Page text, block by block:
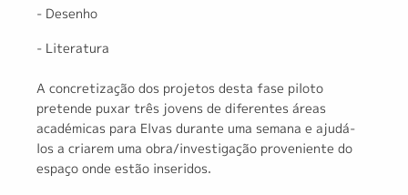
- Desenho
- Literatura
A concretização dos projetos desta fase piloto
pretende puxar três jovens de diferentes áreas
académicas para Elvas durante uma semana e ajudá-
los a criarem uma obra/investigação proveniente do
espaço onde estão inseridos.